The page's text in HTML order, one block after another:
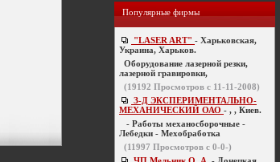
Популярные фирмы
"LASER ART" - Харьковская,
Украина, Харьков.
Оборудование лазерной резки,
лазерной гравировки,
(19192 Просмотров с 11-11-2008)
З-Д ЭКСПЕРИМЕНТАЛЬНО-
МЕХАНИЧЕСКИЙ ОАО - , , Киев.
- Работы механосборочные -
Лебедки - Мехобработка
(11997 Просмотров с 0-0-)